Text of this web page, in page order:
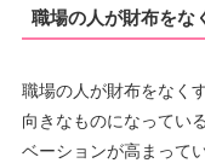
職場の人が財布をな
職場の人が財布をなく
向きなものになってい
ベーションが高まって